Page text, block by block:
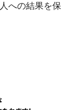
への結果を保